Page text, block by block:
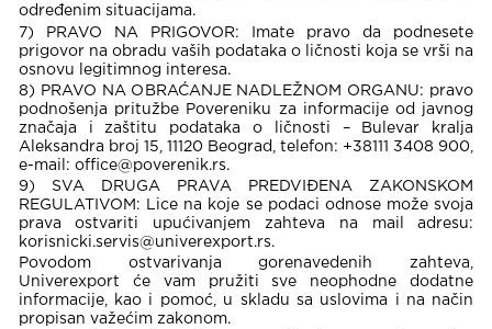
određenim situacijama.
7) PRAVO NA PRIGOVOR: Imate pravo da podnesete
prigovor na obradu vaših podataka o ličnosti koja se vrši na
osnovu legitimnog interesa.
8) PRAVO NA OBRAĆANJE NADLEŽNOM ORGANU: pravo
podnošenja pritužbe Povereniku za informacije od javnog
značaja i zaštitu podataka o ličnosti – Bulevar kralja
Aleksandra broj 15, 11120 Beograd, telefon: +38111 3408 900,
e-mail: office@poverenik.rs.
9) SVA DRUGA PRAVA PREDVIĐENA ZAKONSKOM
REGULATIVOM: Lice na koje se podaci odnose može svoja
prava ostvariti upućivanjem zahteva na mail adresu:
korisnicki.servis@univerexport.rs.
Povodom ostvarivanja gorenavedenih zahteva,
Univerexport će vam pružiti sve neophodne dodatne
informacije, kao i pomoć, u skladu sa uslovima i na način
propisan važećim zakonom.